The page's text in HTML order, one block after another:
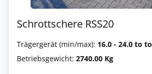
Schrottschere RSS20
Trägergerät (min/max): 16.0 - 24.0 to to
Betriebsgewicht: 2740.00 Kg